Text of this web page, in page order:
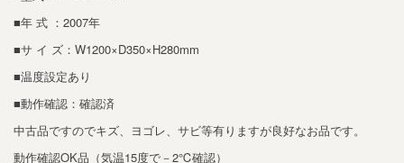
■年 式 ：2007年
■サ イ ズ：W1200×D350×H280mm
■温度設定あり
■動作確認：確認済
中古品ですのでキズ、ヨゴレ、サビ等有りますが良好なお品です。
動作確認OK品（気温15度で－2℃確認）